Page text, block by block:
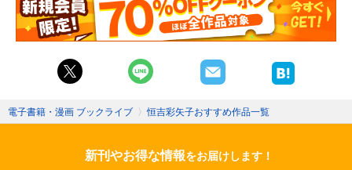
電子書籍・漫画 ブックライブ 〉恒吉彩矢子おすすめ作品一覧
新刊やお得な情報をお届けします！